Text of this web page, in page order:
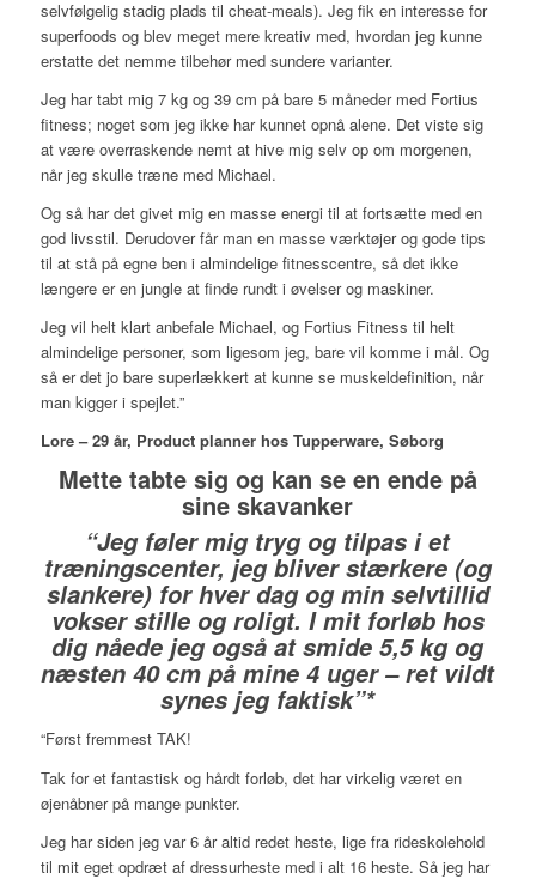
selvfølgelig stadig plads til cheat-meals). Jeg fik en interesse for
superfoods og blev meget mere kreativ med, hvordan jeg kunne
erstatte det nemme tilbehør med sundere varianter.
Jeg har tabt mig 7 kg og 39 cm på bare 5 måneder med Fortius
fitness; noget som jeg ikke har kunnet opnå alene. Det viste sig
at være overraskende nemt at hive mig selv op om morgenen,
når jeg skulle træne med Michael.
Og så har det givet mig en masse energi til at fortsætte med en
god livsstil. Derudover får man en masse værktøjer og gode tips
til at stå på egne ben i almindelige fitnesscentre, så det ikke
længere er en jungle at finde rundt i øvelser og maskiner.
Jeg vil helt klart anbefale Michael, og Fortius Fitness til helt
almindelige personer, som ligesom jeg, bare vil komme i mål. Og
så er det jo bare superlækkert at kunne se muskeldefinition, når
man kigger i spejlet.”
Lore – 29 år, Product planner hos Tupperware, Søborg
Mette tabte sig og kan se en ende på
sine skavanker
“Jeg føler mig tryg og tilpas i et
træningscenter, jeg bliver stærkere (og
slankere) for hver dag og min selvtillid
vokser stille og roligt. I mit forløb hos
dig nåede jeg også at smide 5,5 kg og
næsten 40 cm på mine 4 uger – ret vildt
synes jeg faktisk”*
“Først fremmest TAK!
Tak for et fantastisk og hårdt forløb, det har virkelig været en
øjenåbner på mange punkter.
Jeg har siden jeg var 6 år altid redet heste, lige fra rideskolehold
til mit eget opdræt af dressurheste med i alt 16 heste. Så jeg har